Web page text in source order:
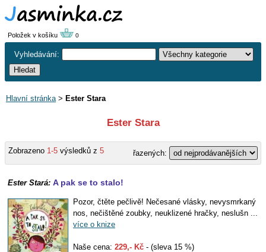
Položek v košíku 0
Vyhledávání:
Hlavní stránka> Ester Stara
Ester Stara
Zobrazeno 1-5 výsledků z 5 řazených:
Ester Stará: A pak se to stalo!
Pozor, čtěte pečlivě! Nečesané vlásky, nevysmrkaný
nos, nečištěné zoubky, neuklizené hračky, neslušn ...
více o knize
Naše cena: 229,- Kč - (sleva 15 %)